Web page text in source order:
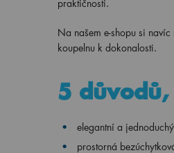
praktičnosti.
Na našem e-shopu si
koupelnu k dokonalosti.
5 důvodů,
elegantní a
prostorná